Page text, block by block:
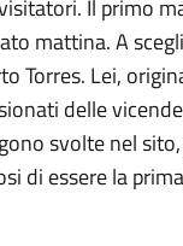
Il primo
mattina. A
Torres. Lei,
delle
svolte nel
di essere la